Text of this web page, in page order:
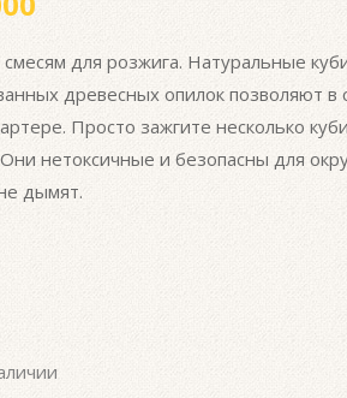
для розжига. Натуральные
древесных опилок позволяют в
Просто зажгите несколько
Они нетоксичные и безопасны для
дымят.